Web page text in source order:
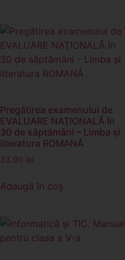
Pregătirea examenului de
EVALUARE NAŢIONALĂ în
30 de săptămâni – Limba şi
literatura ROMANĂ
33.00 lei
Adaugă în coș